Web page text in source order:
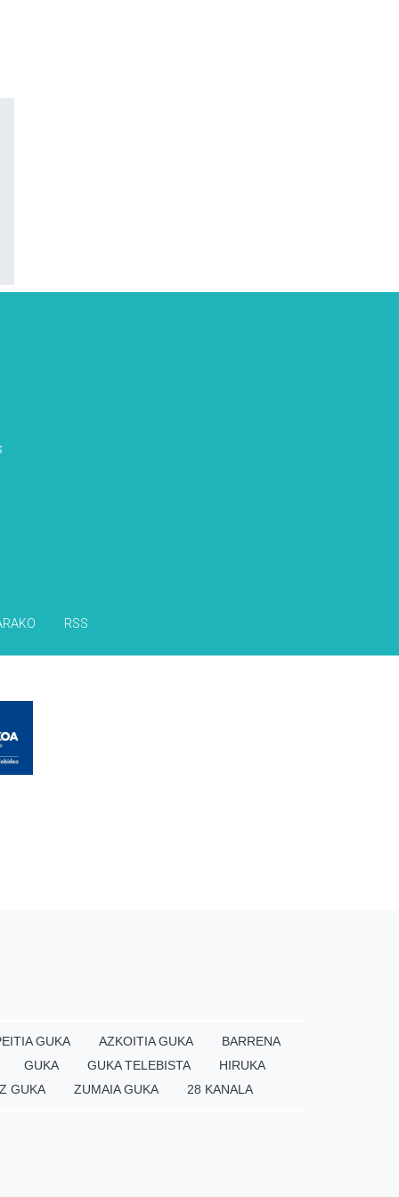
RSS
GUKA AZKOITIA GUKA
BARRENA
GUKA
GUKA TELEBISTA
HIRUKA
GUKA
ZUMAIA GUKA 28 KANALA